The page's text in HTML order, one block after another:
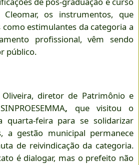
os instrumentos, que
estimulantes da categoria a
profissional, vêm sendo
público.
Oliveira, diretor de Patrimônio e
SINPROESEMMA, que visitou o
quarta-feira para se solidarizar
a gestão municipal permanece
de reivindicação da categoria.
é dialogar, mas o prefeito não